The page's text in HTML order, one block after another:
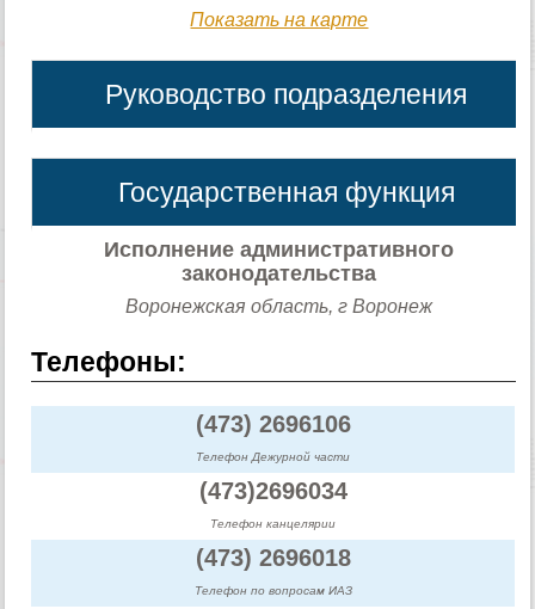
Показать на карте
Руководство подразделения
Государственная функция
Исполнение административного
законодательства
Воронежская область, г Воронеж
Телефоны:
(473) 2696106
Телефон Дежурной части
(473)2696034
Телефон канцелярии
(473) 2696018
Телефон по вопросам ИАЗ